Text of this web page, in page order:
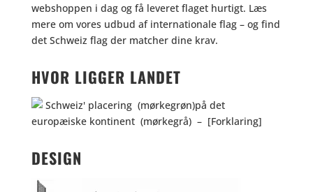
webshoppen i dag og få leveret flaget hurtigt. Læs
mere om vores udbud af internationale flag – og find
det Schweiz flag der matcher dine krav.
HVOR LIGGER LANDET
DESIGN